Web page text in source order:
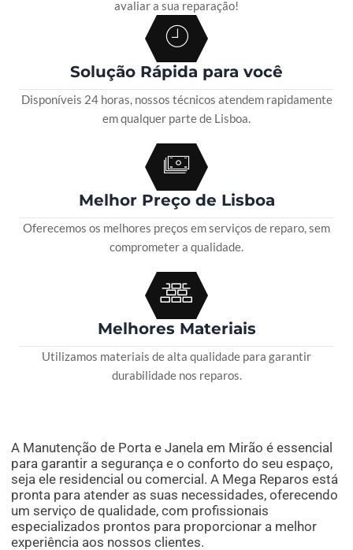
avaliar a sua reparação!
Solução Rápida para você
Disponíveis 24 horas, nossos técnicos atendem rapidamente
em qualquer parte de Lisboa.
Melhor Preço de Lisboa
Oferecemos os melhores preços em serviços de reparo, sem
comprometer a qualidade.
Melhores Materiais
Utilizamos materiais de alta qualidade para garantir
durabilidade nos reparos.
A Manutenção de Porta e Janela em Mirão é essencial
para garantir a segurança e o conforto do seu espaço,
seja ele residencial ou comercial. A Mega Reparos está
pronta para atender as suas necessidades, oferecendo
um serviço de qualidade, com profissionais
especializados prontos para proporcionar a melhor
experiência aos nossos clientes.